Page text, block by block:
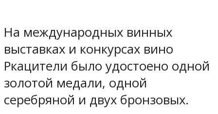
На международных винных
выставках и конкурсах вино
Ркацители было удостоено одной
золотой медали, одной
серебряной и двух бронзовых.